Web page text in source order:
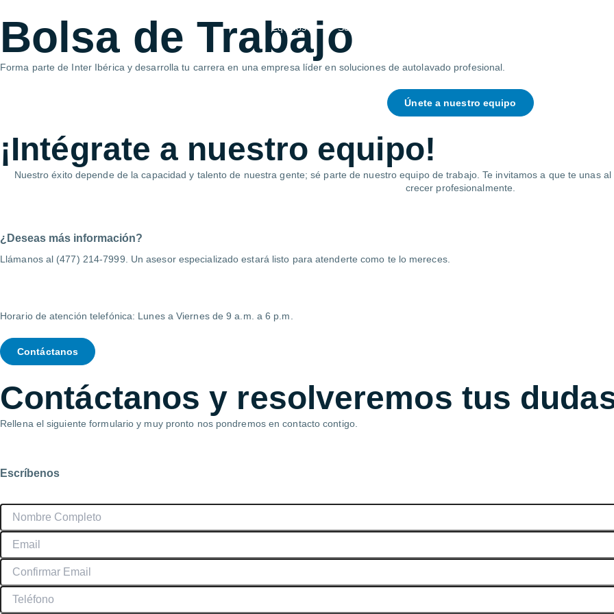
contenido
Equipos Soluciones
Bolsa de Trabajo
Forma parte de Inter Ibérica y desarrolla tu carrera en una empresa líder en soluciones de autolavado profesional.
Únete a nuestro equipo
¡Intégrate a nuestro equipo!
Nuestro éxito depende de la capacidad y talento de nuestra gente; sé parte de nuestro equipo de trabajo. Te invitamos a que te unas
crecer profesionalmente.
¿Deseas más información?
Llámanos al (477) 214-7999. Un asesor especializado estará listo para atenderte como te lo mereces.
Horario de atención telefónica: Lunes a Viernes de 9 a.m. a 6 p.m.
Contáctanos
Contáctanos y resolveremos tus
Rellena el siguiente formulario y muy pronto nos pondremos en contacto contigo.
Escríbenos